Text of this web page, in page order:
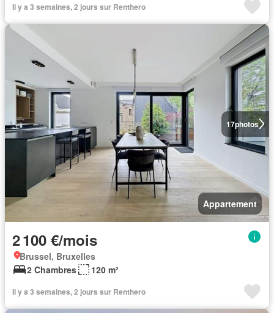
Il y a 3 semaines, 2 jours sur Renthero
17photos
Appartement
2 100 €/mois
Brussel, Bruxelles
2 Chambres
120 m²
Il y a 3 semaines, 2 jours sur Renthero